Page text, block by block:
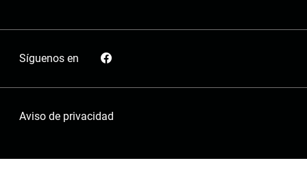
Síguenos en
Aviso de privacidad